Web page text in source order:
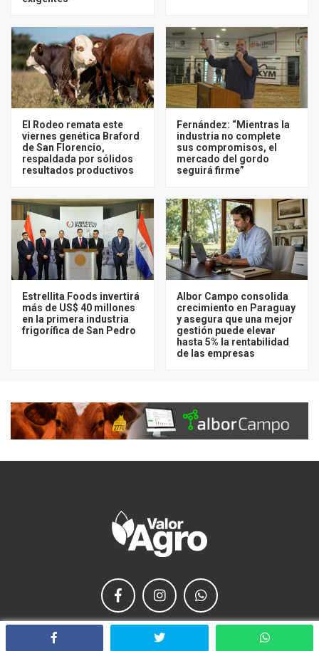
El Rodeo remata este
viernes genética Braford
de San Florencio,
respaldada por sólidos
resultados productivos
Fernández: “Mientras la
industria no complete
sus compromisos, el
mercado del gordo
seguirá firme”
Estrellita Foods invertirá
más de US$ 40 millones
en la primera industria
frigorífica de San Pedro
Albor Campo consolida
crecimiento en Paraguay
y asegura que una mejor
gestión puede elevar
hasta 5% la rentabilidad
de las empresas